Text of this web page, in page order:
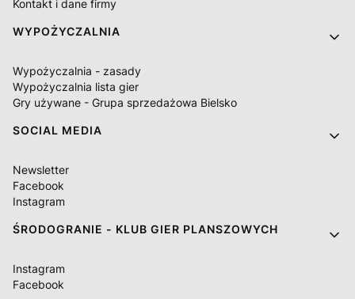
Kontakt i dane firmy
WYPOŻYCZALNIA
Wypożyczalnia - zasady
Wypożyczalnia lista gier
Gry używane - Grupa sprzedażowa Bielsko
SOCIAL MEDIA
Newsletter
Facebook
Instagram
ŚRODOGRANIE - KLUB GIER PLANSZOWYCH
Instagram
Facebook